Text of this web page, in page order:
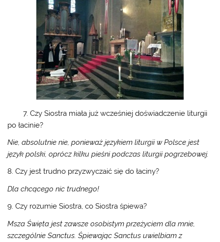
7. Czy Siostra miała już wcześniej doświadczenie liturgii
po łacinie?
Nie, absolutnie nie, ponieważ językiem liturgii w Polsce jest
język polski, oprócz kilku pieśni podczas liturgii pogrzebowej.
8. Czy jest trudno przyzwyczaić się do łaciny?
Dla chcącego nic trudnego!
9. Czy rozumie Siostra, co Siostra śpiewa?
Msza Święta jest zawsze osobistym przeżyciem dla mnie,
szczególnie Sanctus. Śpiewając Sanctus uwielbiam z